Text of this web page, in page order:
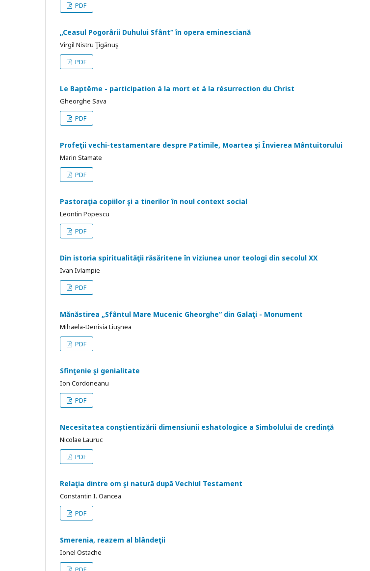
PDF
„Ceasul Pogorârii Duhului Sfânt“ în opera eminesciană
Virgil Nistru Ţigănuş
PDF
Le Baptême - participation à la mort et à la résurrection du Christ
Gheorghe Sava
PDF
Profeţii vechi-testamentare despre Patimile, Moartea şi Învierea Mântuitorului
Marin Stamate
PDF
Pastoraţia copiilor şi a tinerilor în noul context social
Leontin Popescu
PDF
Din istoria spiritualităţii răsăritene în viziunea unor teologi din secolul XX
Ivan Ivlampie
PDF
Mănăstirea „Sfântul Mare Mucenic Gheorghe“ din Galaţi - Monument
Mihaela-Denisia Liuşnea
PDF
Sfinţenie şi genialitate
Ion Cordoneanu
PDF
Necesitatea conştientizării dimensiunii eshatologice a Simbolului de credinţă
Nicolae Lauruc
PDF
Relaţia dintre om şi natură după Vechiul Testament
Constantin I. Oancea
PDF
Smerenia, reazem al blândeţii
Ionel Ostache